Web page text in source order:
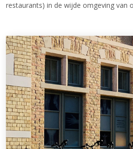
restaurants) in de wijde omgeving van